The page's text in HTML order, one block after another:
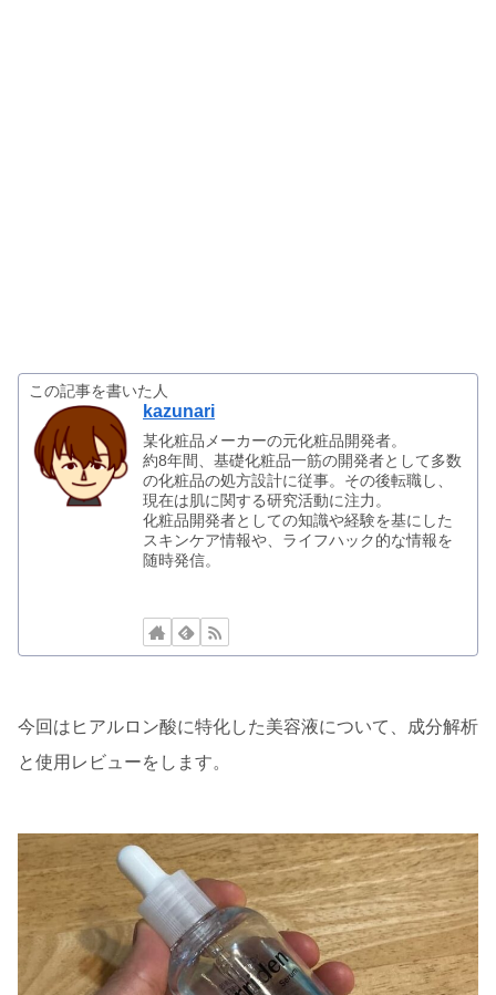
この記事を書いた人
kazunari
某化粧品メーカーの元化粧品開発者。
約8年間、基礎化粧品一筋の開発者として多数
の化粧品の処方設計に従事。その後転職し、
現在は肌に関する研究活動に注力。
化粧品開発者としての知識や経験を基にした
スキンケア情報や、ライフハック的な情報を
随時発信。
今回はヒアルロン酸に特化した美容液について、成分解析
と使用レビューをします。